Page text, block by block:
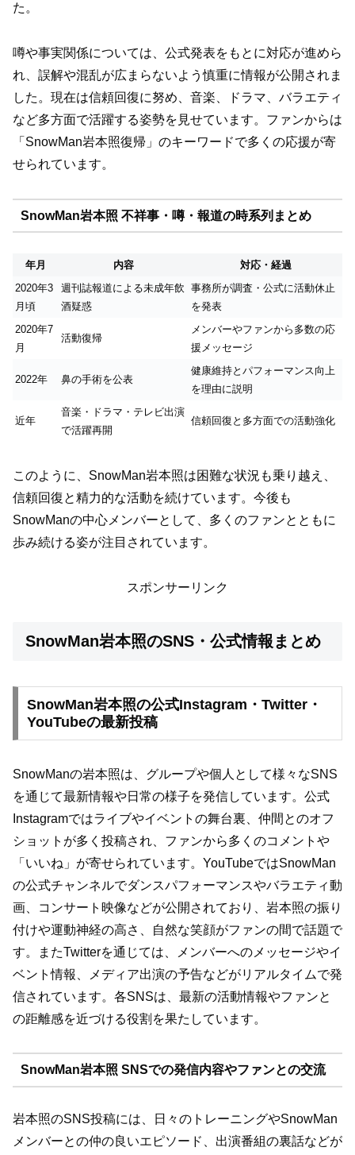
た。
噂や事実関係については、公式発表をもとに対応が進めら
れ、誤解や混乱が広まらないよう慎重に情報が公開されま
した。現在は信頼回復に努め、音楽、ドラマ、バラエティ
など多方面で活躍する姿勢を見せています。ファンからは
「SnowMan岩本照復帰」のキーワードで多くの応援が寄
せられています。
SnowMan岩本照 不祥事・噂・報道の時系列まとめ
年月 内容
対応・経過
2020年3
月頃
週刊誌報道による未成年飲
酒疑惑
事務所が調査・公式に活動休止
を発表
2020年7
月
活動復帰
メンバーやファンから多数の応
援メッセージ
2022年 鼻の手術を公表
健康維持とパフォーマンス向上
を理由に説明
近年
音楽・ドラマ・テレビ出演
で活躍再開
信頼回復と多方面での活動強化
このように、SnowMan岩本照は困難な状況も乗り越え、
信頼回復と精力的な活動を続けています。今後も
SnowManの中心メンバーとして、多くのファンとともに
歩み続ける姿が注目されています。
スポンサーリンク
SnowMan岩本照のSNS・公式情報まとめ
SnowMan岩本照の公式Instagram・Twitter・
YouTubeの最新投稿
SnowManの岩本照は、グループや個人として様々なSNS
を通じて最新情報や日常の様子を発信しています。公式
Instagramではライブやイベントの舞台裏、仲間とのオフ
ショットが多く投稿され、ファンから多くのコメントや
「いいね」が寄せられています。YouTubeではSnowMan
の公式チャンネルでダンスパフォーマンスやバラエティ動
画、コンサート映像などが公開されており、岩本照の振り
付けや運動神経の高さ、自然な笑顔がファンの間で話題で
す。またTwitterを通じては、メンバーへのメッセージやイ
ベント情報、メディア出演の予告などがリアルタイムで発
信されています。各SNSは、最新の活動情報やファンと
の距離感を近づける役割を果たしています。
SnowMan岩本照 SNSでの発信内容やファンとの交流
岩本照のSNS投稿には、日々のトレーニングやSnowMan
メンバーとの仲の良いエピソード、出演番組の裏話などが